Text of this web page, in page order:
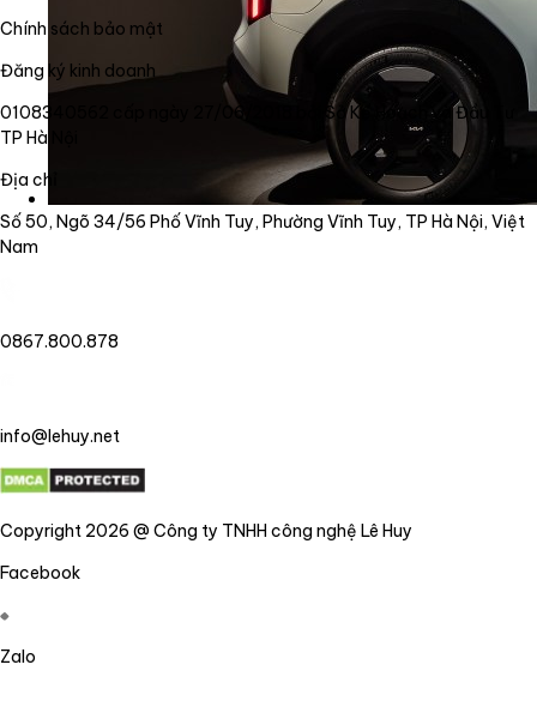
Chính sách bảo mật
Đăng ký kinh doanh
0108340562 cấp ngày 27/06/2018 bởi Sở Kế Hoạch và Đầu Tư
TP Hà Nội
Địa chỉ
Số 50, Ngõ 34/56 Phố Vĩnh Tuy, Phường Vĩnh Tuy, TP Hà Nội, Việt
Nam
0867.800.878
info@lehuy.net
Copyright 2026 @ Công ty TNHH công nghệ Lê Huy
Facebook
Zalo